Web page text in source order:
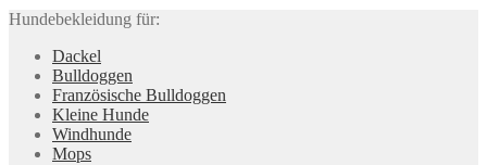
Hundebekleidung für:
Dackel
Bulldoggen
Französische Bulldoggen
Kleine Hunde
Windhunde
Mops